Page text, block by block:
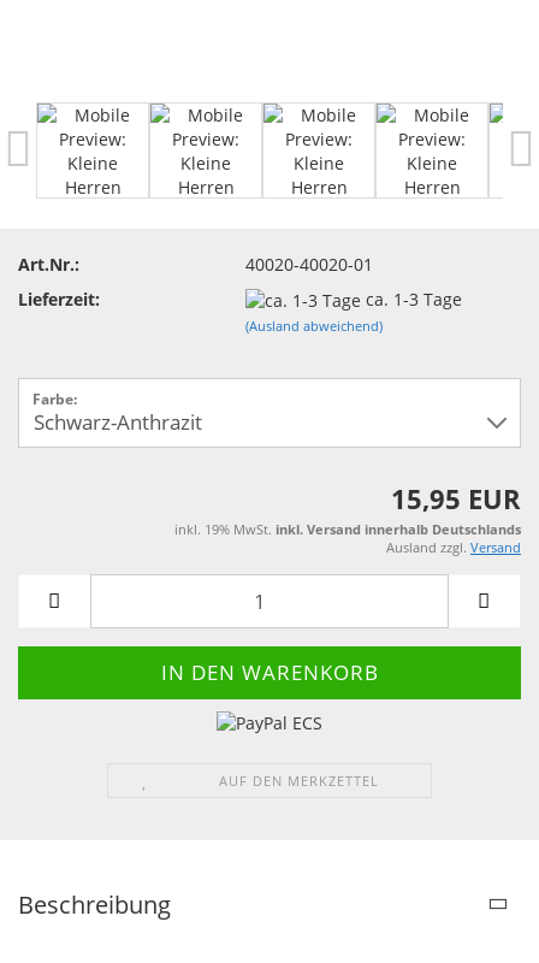
Art.Nr.:
40020-40020-01
Lieferzeit:
ca. 1-3 Tage
(Ausland abweichend)
Farbe:
15,95 EUR
inkl. 19% MwSt. inkl. Versand innerhalb Deutschlands
Ausland zzgl. Versand
AUF DEN MERKZETTEL
Beschreibung